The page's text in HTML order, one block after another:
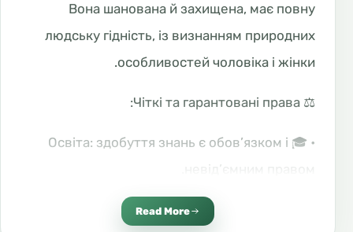
Вона шанована й захищена, має повну
людську гідність, із визнанням природних
особливостей чоловіка і жінки.
⚖️ Чіткі та гарантовані права:
• 🎓 Освіта: здобуття знань є обов’язком і
невід’ємним правом.
• 💰 Власність: вона має право володіти
майном і самостійно ним розпоряджатися.
Read More